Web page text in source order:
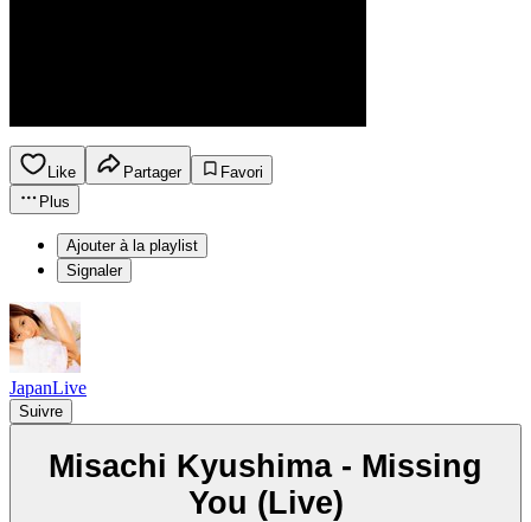
Like Partager
Favori
Plus
Ajouter à la playlist
Signaler
JapanLive
Suivre
Misachi Kyushima - Missing
You (Live)